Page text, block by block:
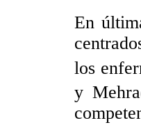
En
los
y